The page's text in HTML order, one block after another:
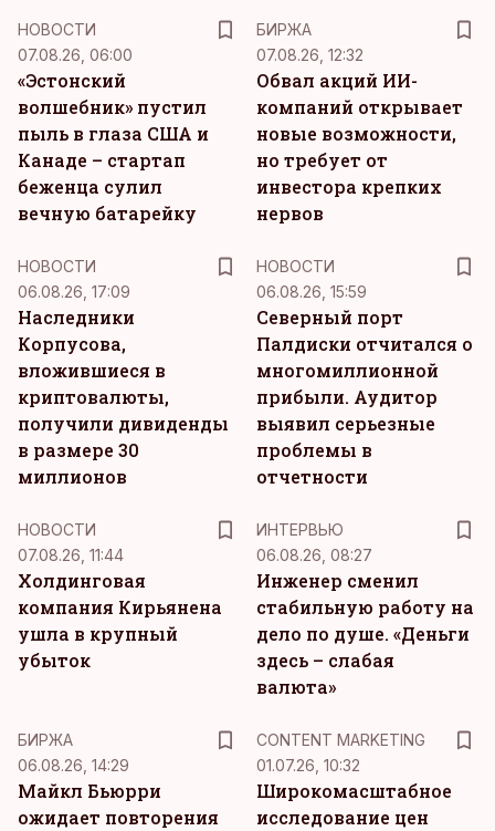
НОВОСТИ
07.08.26, 06:00
«Эстонский
волшебник» пустил
пыль в глаза США и
Канаде – стартап
беженца сулил
вечную батарейку
БИРЖА
07.08.26, 12:32
Обвал акций ИИ-
компаний открывает
новые возможности,
но требует от
инвестора крепких
нервов
НОВОСТИ
06.08.26, 17:09
Наследники
Корпусова,
вложившиеся в
криптовалюты,
получили дивиденды
в размере 30
миллионов
НОВОСТИ
06.08.26, 15:59
Северный порт
Палдиски отчитался о
многомиллионной
прибыли. Аудитор
выявил серьезные
проблемы в
отчетности
НОВОСТИ
07.08.26, 11:44
Холдинговая
компания Кирьянена
ушла в крупный
убыток
ИНТЕРВЬЮ
06.08.26, 08:27
Инженер сменил
стабильную работу на
дело по душе. «Деньги
здесь – слабая
валюта»
БИРЖА
06.08.26, 14:29
Майкл Бьюрри
ожидает повторения
CONTENT MARKETING
01.07.26, 10:32
Широкомасштабное
исследование цен